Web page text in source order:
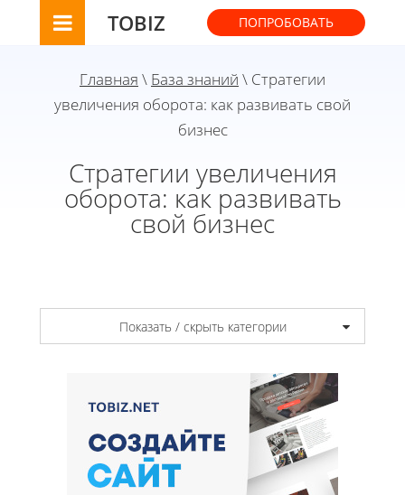
TOBIZ ПОПРОБОВАТЬ
Главная \ База знаний \ Стратегии
увеличения оборота: как развивать свой
бизнес
Стратегии увеличения
оборота: как развивать
свой бизнес
Показать / скрыть категории